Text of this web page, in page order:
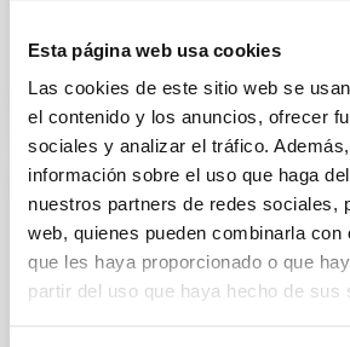
Esta página web usa cookies
Las cookies de este sitio web se
el contenido y los anuncios, ofrecer
sociales y analizar el tráfico.
información sobre el uso que haga
nuestros partners de redes sociales,
web, quienes pueden combinarla con
que les haya proporcionado o que
partir del uso que haya hecho de sus
PRESS RELEASE
Un telescopio histórico de
la vida un siglo después
Sol en Palencia de la mano